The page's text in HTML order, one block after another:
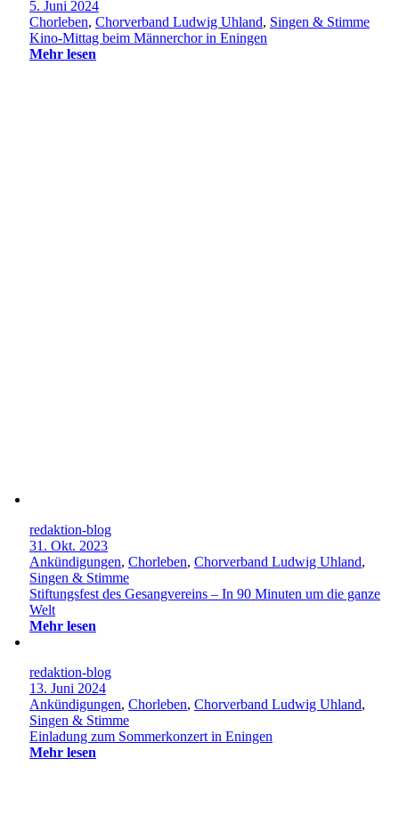
5. Juni 2024
Chorleben, Chorverband Ludwig Uhland, Singen & Stimme
Kino-Mittag beim Männerchor in Eningen
Mehr lesen
redaktion-blog
31. Okt. 2023
Ankündigungen, Chorleben, Chorverband Ludwig Uhland,
Singen & Stimme
Stiftungsfest des Gesangvereins – In 90 Minuten um die ganze
Welt
Mehr lesen
redaktion-blog
13. Juni 2024
Ankündigungen, Chorleben, Chorverband Ludwig Uhland,
Singen & Stimme
Einladung zum Sommerkonzert in Eningen
Mehr lesen